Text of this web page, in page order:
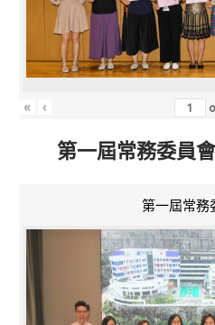
« ‹
第一屆常務委員
第一屆常務